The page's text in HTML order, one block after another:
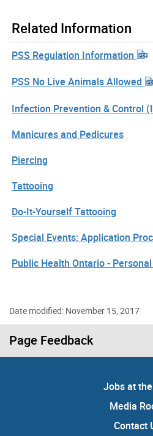
Related Information
PSS Regulation Information
PSS No Live Animals Allowed
Infection Prevention & Control
Manicures and Pedicures
Piercing
Tattooing
Do-It-Yourself Tattooing
Special Events: Application
Public Health Ontario -
Date modified: November 15, 2017
Page Feedback
Jobs at
Media
Contact